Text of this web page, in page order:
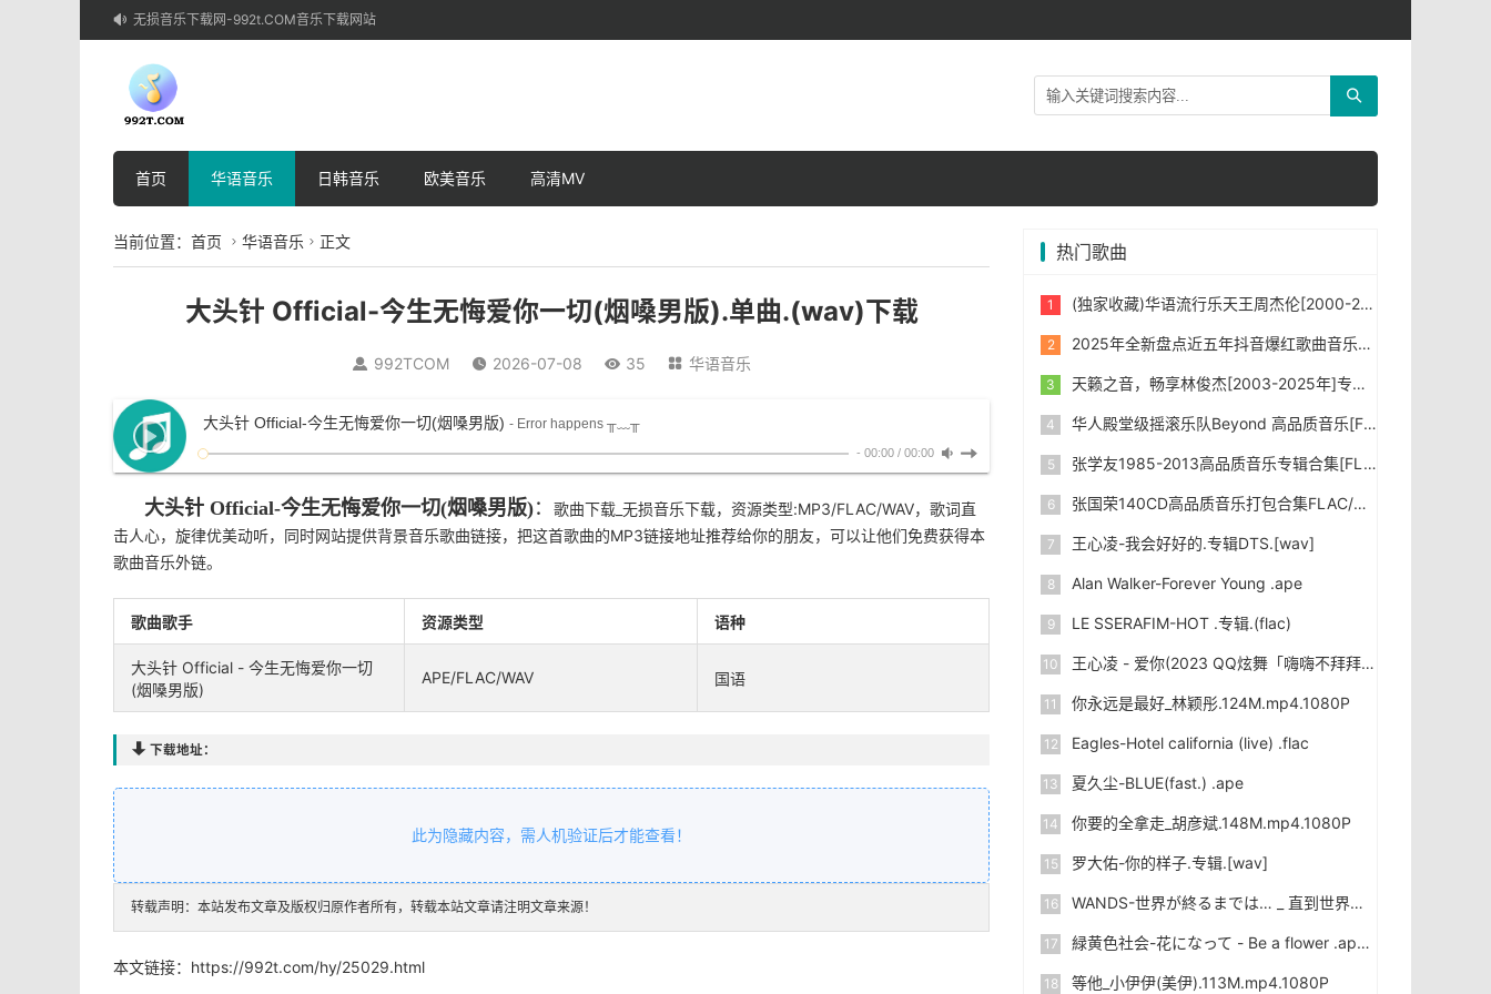
 无损音乐下载网-992t.COM音乐下载网站
首页 华语音乐 日韩音乐 欧美音乐 高清MV
当前位置： 首页  华语音乐  正文
大头针 Official-今生无悔爱你一切(烟嗓男版).单曲.(wav)下载
 992TCOM  2026-07-08  35  华语音乐
大头针 Official-今生无悔爱你一切(烟嗓男版) - Error happens ╥﹏╥
- 00:00 / 00:00
大头针 Official-今生无悔爱你一切(烟嗓男版)： 歌曲下载_无损音乐下载，资源类型:MP3/FLAC/WAV，歌词直
击人心，旋律优美动听，同时网站提供背景音乐歌曲链接，把这首歌曲的MP3链接地址推荐给你的朋友，可以让他们免费获得本
歌曲音乐外链。
歌曲歌手 资源类型 语种
大头针 Official - 今生无悔爱你一切
(烟嗓男版)
APE/FLAC/WAV 国语
 下载地址：
此为隐藏内容，需人机验证后才能查看！
转载声明：本站发布文章及版权归原作者所有，转载本站文章请注明文章来源！
本文链接： https://992t.com/hy/25029.html
热门歌曲
(独家收藏)华语流行乐天王周杰伦[2000-2025年]所有专辑音乐[无损FLAC/WAV/MP3]合集下载
2025年全新盘点近五年抖音爆红歌曲音乐共1431首，首首令人如痴如醉。
天籁之音，畅享林俊杰[2003-2025年]专辑打包合集 [无损FLAC/WAV/MP3] 下载
华人殿堂级摇滚乐队Beyond 高品质音乐[FLAC+MP3/Kbps]合集
张学友1985-2013高品质音乐专辑合集[FLAC/WAV/MP3]下载
张国荣140CD高品质音乐打包合集FLAC/WAV/MP3]下载
王心凌-我会好好的.专辑DTS.[wav]
Alan Walker-Forever Young .ape
LE SSERAFIM-HOT .专辑.(flac)
王心凌 - 爱你(2023 QQ炫舞「嗨嗨不拜拜」十五周年特别节目现场)MV
你永远是最好_林颖彤.124M.mp4.1080P
Eagles-Hotel california (live) .flac
夏久尘-BLUE(fast.) .ape
你要的全拿走_胡彦斌.148M.mp4.1080P
罗大佑-你的样子.专辑.[wav]
WANDS-世界が終るまでは… _ 直到世界尽头 .flac
緑黄色社会-花になって - Be a flower .ape
等他_小伊伊(美伊).113M.mp4.1080P